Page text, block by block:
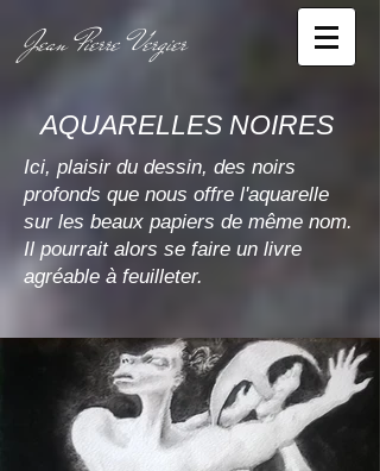
Jean Pierre Vergier
AQUARELLES NOIRES
Ici, plaisir du dessin, des noirs
profonds que nous offre l'aquarelle
sur les beaux papiers de même nom.
Il pourrait alors se faire un livre
agréable à feuilleter.